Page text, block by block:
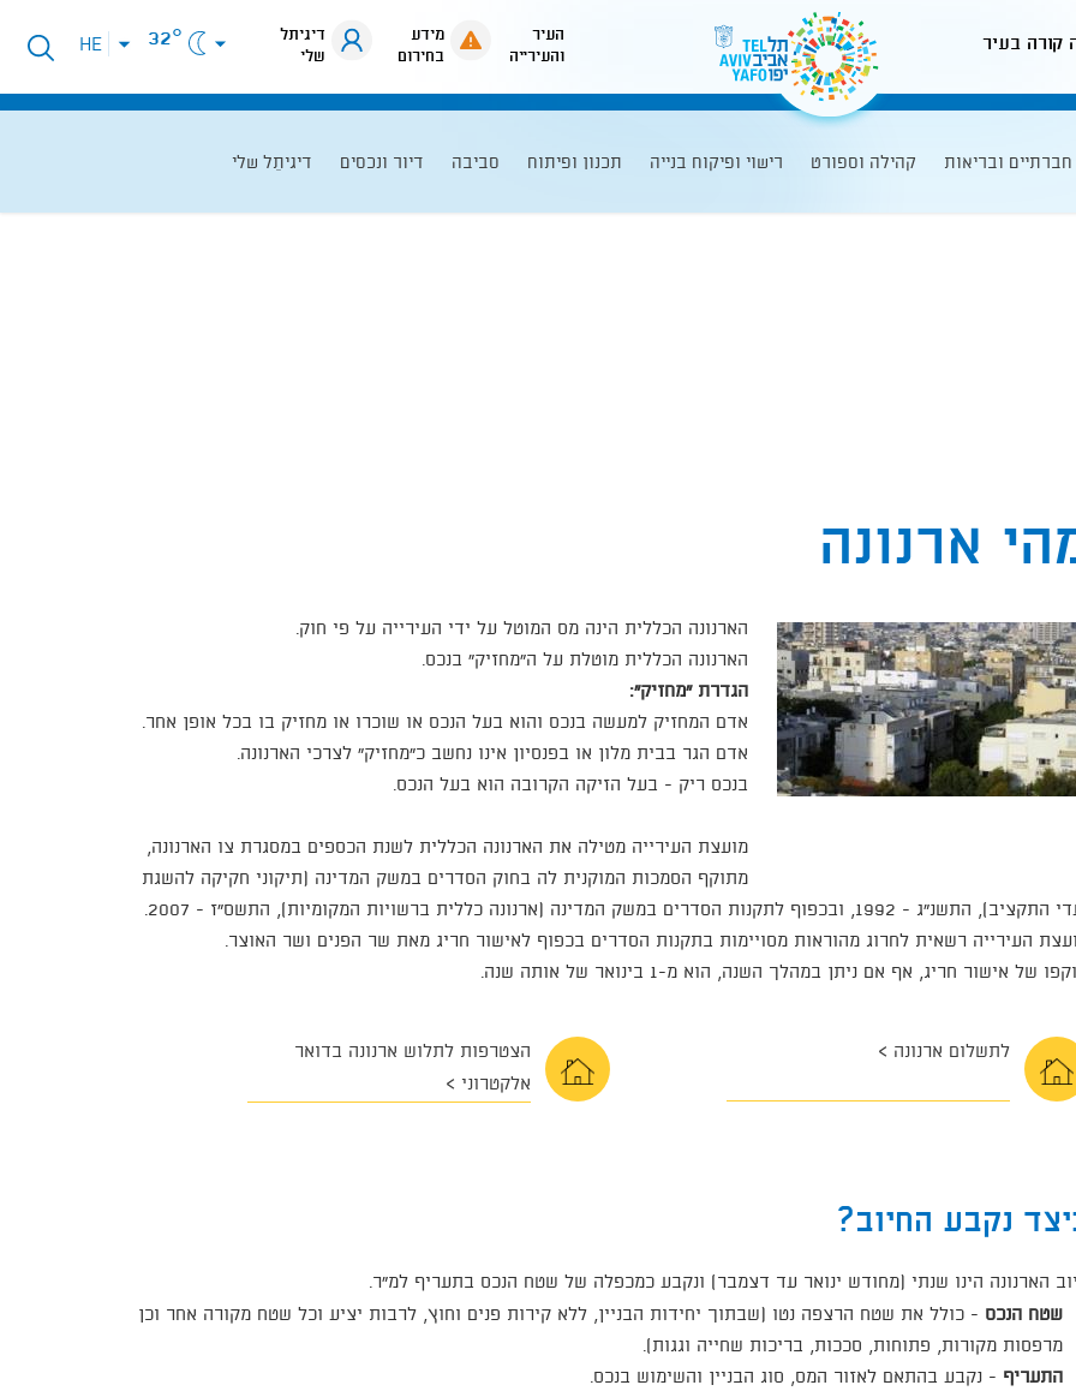
קורה בעיר
העיר
והעירייה
מידע
בחירום
דיגיתל
שלי
32°
פתיחת
תפריט
HE
ובריאות קהילה וספורט רישוי ופיקוח בנייה תכנון ופיתוח סביבה דיור ונכסים דיגיתֵל שלי
ארנונה
הארנונה הכללית הינה מס המוטל על ידי העירייה על פי חוק.
הארנונה הכללית מוטלת על ה"מחזיק" בנכס.
הגדרת "מחזיק":
אדם המחזיק למעשה בנכס והוא בעל הנכס או שוכרו או מחזיק בו בכל אופן אחר.
אדם הגר בבית מלון או בפנסיון אינו נחשב כ"מחזיק" לצרכי הארנונה.
בנכס ריק - בעל הזיקה הקרובה הוא בעל הנכס.
מועצת העירייה מטילה את הארנונה הכללית לשנת הכספים במסגרת צו הארנונה,
מתוקף הסמכות המוקנית לה בחוק הסדרים במשק המדינה (תיקוני חקיקה להשגת
התשנ"ג - 1992, ובכפוף לתקנות הסדרים במשק המדינה (ארנונה כללית ברשויות המקומיות), התשס"ז - 2007.
העירייה רשאית לחרוג מהוראות מסויימות בתקנות הסדרים בכפוף לאישור חריג מאת שר הפנים ושר האוצר.
של אישור חריג, אף אם ניתן במהלך השנה, הוא מ-1 בינואר של אותה שנה.
לתשלום ארנונה >
הצטרפות לתלוש ארנונה בדואר
אלקטרוני >
נקבע החיוב?
הארנונה הינו שנתי (מחודש ינואר עד דצמבר) ונקבע כמכפלה של שטח הנכס בתעריף למ"ר.
שטח הנכס - כולל את שטח הרצפה נטו (שבתוך יחידות הבניין, ללא קירות פנים וחוץ, לרבות יציע וכל שטח מקורה אחר וכן
מרפסות מקורות, פתוחות, סככות, בריכות שחייה וגגות).
התעריף - נקבע בהתאם לאזור המס, סוג הבניין והשימוש בנכס.